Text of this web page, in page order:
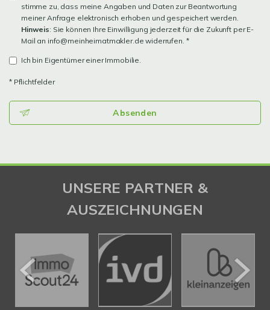
stimme zu, dass meine Angaben und Daten zur Beantwortung
meiner Anfrage elektronisch erhoben und gespeichert werden.
Hinweis: Sie können Ihre Einwilligung jederzeit für die Zukunft per E-
Mail an info@meinheimatmakler.de widerrufen. *
Ich bin Eigentümer einer Immobilie.
* Pflichtfelder
Absenden
UNSERE PARTNER &
AUSZEICHNUNGEN